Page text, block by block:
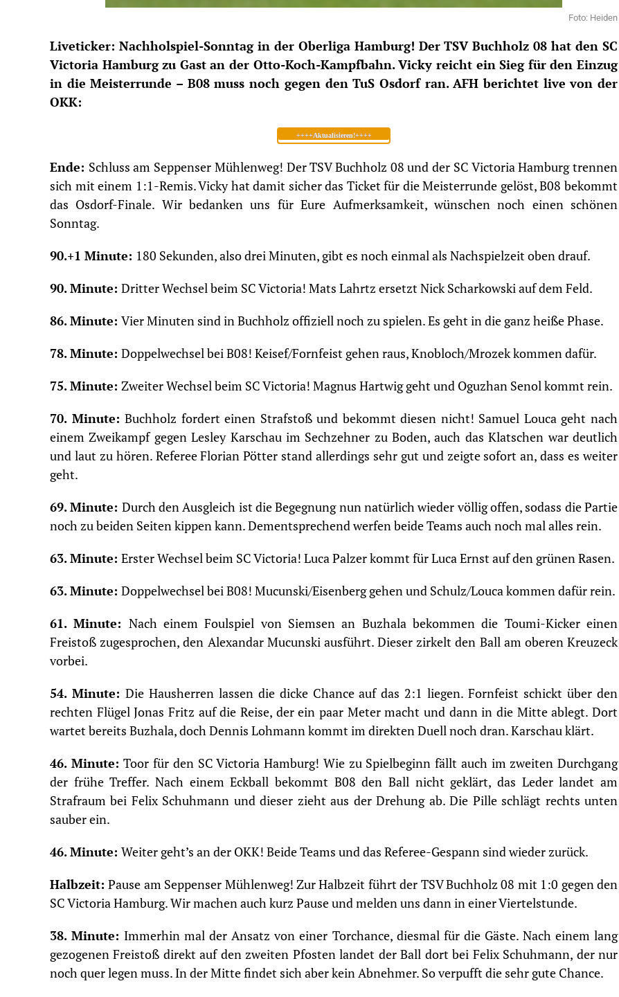
Foto: Heiden
Liveticker: Nachholspiel-Sonntag in der Oberliga Hamburg! Der TSV Buchholz 08 hat den SC
Victoria Hamburg zu Gast an der Otto-Koch-Kampfbahn. Vicky reicht ein Sieg für den Einzug
in die Meisterrunde – B08 muss noch gegen den TuS Osdorf ran. AFH berichtet live von der
OKK:
++++Aktualisieren!++++
Ende: Schluss am Seppenser Mühlenweg! Der TSV Buchholz 08 und der SC Victoria Hamburg trennen
sich mit einem 1:1-Remis. Vicky hat damit sicher das Ticket für die Meisterrunde gelöst, B08 bekommt
das Osdorf-Finale. Wir bedanken uns für Eure Aufmerksamkeit, wünschen noch einen schönen
Sonntag.
90.+1 Minute: 180 Sekunden, also drei Minuten, gibt es noch einmal als Nachspielzeit oben drauf.
90. Minute: Dritter Wechsel beim SC Victoria! Mats Lahrtz ersetzt Nick Scharkowski auf dem Feld.
86. Minute: Vier Minuten sind in Buchholz offiziell noch zu spielen. Es geht in die ganz heiße Phase.
78. Minute: Doppelwechsel bei B08! Keisef/Fornfeist gehen raus, Knobloch/Mrozek kommen dafür.
75. Minute: Zweiter Wechsel beim SC Victoria! Magnus Hartwig geht und Oguzhan Senol kommt rein.
70. Minute:Buchholz fordert einen Strafstoß und bekommt diesen nicht! Samuel Louca geht nach
einem Zweikampf gegen Lesley Karschau im Sechzehner zu Boden, auch das Klatschen war deutlich
und laut zu hören. Referee Florian Pötter stand allerdings sehr gut und zeigte sofort an, dass es weiter
geht.
69. Minute: Durch den Ausgleich ist die Begegnung nun natürlich wieder völlig offen, sodass die Partie
noch zu beiden Seiten kippen kann. Dementsprechend werfen beide Teams auch noch mal alles rein.
63. Minute: Erster Wechsel beim SC Victoria! Luca Palzer kommt für Luca Ernst auf den grünen Rasen.
63. Minute: Doppelwechsel bei B08! Mucunski/Eisenberg gehen und Schulz/Louca kommen dafür rein.
61. Minute: Nach einem Foulspiel von Siemsen an Buzhala bekommen die Toumi-Kicker einen
Freistoß zugesprochen, den Alexandar Mucunski ausführt. Dieser zirkelt den Ball am oberen Kreuzeck
vorbei.
54. Minute: Die Hausherren lassen die dicke Chance auf das 2:1 liegen. Fornfeist schickt über den
rechten Flügel Jonas Fritz auf die Reise, der ein paar Meter macht und dann in die Mitte ablegt. Dort
wartet bereits Buzhala, doch Dennis Lohmann kommt im direkten Duell noch dran. Karschau klärt.
46. Minute:Toor für den SC Victoria Hamburg! Wie zu Spielbeginn fällt auch im zweiten Durchgang
der frühe Treffer. Nach einem Eckball bekommt B08 den Ball nicht geklärt, das Leder landet am
Strafraum bei Felix Schuhmann und dieser zieht aus der Drehung ab. Die Pille schlägt rechts unten
sauber ein.
46. Minute: Weiter geht’s an der OKK! Beide Teams und das Referee-Gespann sind wieder zurück.
Halbzeit:Pause am Seppenser Mühlenweg! Zur Halbzeit führt der TSV Buchholz 08 mit 1:0 gegen den
SC Victoria Hamburg. Wir machen auch kurz Pause und melden uns dann in einer Viertelstunde.
38. Minute: Immerhin mal der Ansatz von einer Torchance, diesmal für die Gäste. Nach einem lang
gezogenen Freistoß direkt auf den zweiten Pfosten landet der Ball dort bei Felix Schuhmann, der nur
noch quer legen muss. In der Mitte findet sich aber kein Abnehmer. So verpufft die sehr gute Chance.